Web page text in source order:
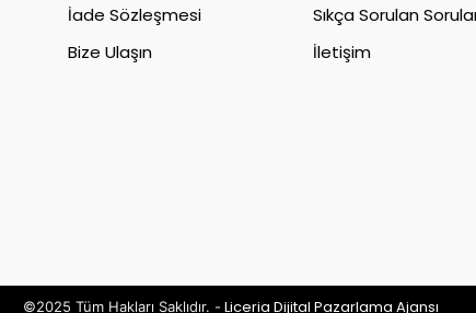
İade Sözleşmesi
Bize Ulaşın
Sıkça Sorulan
İletişim
©2025 Tüm Hakları Saklıdır. - Liceria Dijital Pazarlama Ajansı